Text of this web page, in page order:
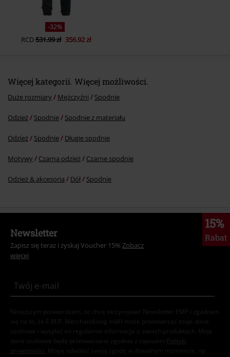
-32%
RCD531.99 zł 356.92 zł
Więcej kategorii. Więcej możliwości.
Duże rozmiary Mężczyźni Spodnie
Odzież Spodnie Spodnie z materiału
Odzież Spodnie Długie spodnie
Motywy Czarna odzież Czarne spodnie
Odzież & akcesoria Dół Spodnie
15%
Rabat
Newsletter
Zapisz się teraz i zyskaj Voucher 15% Zobacz
więcej
Niniejszym potwierdzam, że chcę otrzymywać Newsletter EMP i zgadzam
się na to, że E.M.P. Merchandising mbH może przetwarzać moje dane
osobowe i wysyłać mi regularnie informacje o swoich produktach. Moje
dane osobowe będą przetwarzane zgodnie z zapisami
Polityki
prywatności . Mogę odwołać swoją zgodę w dowolnym momencie, np.